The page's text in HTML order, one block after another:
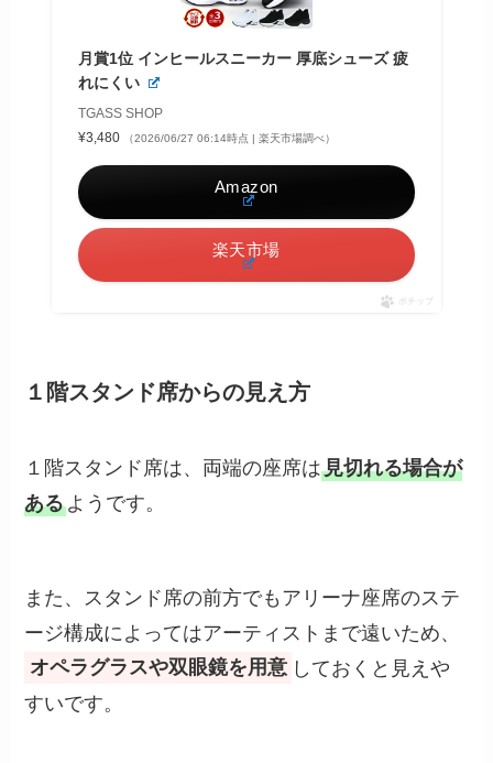
月賞1位 インヒールスニーカー 厚底シューズ 疲
れにくい
TGASS SHOP
¥3,480
（2026/06/27 06:14時点 | 楽天市場調べ）
Amazon
楽天市場
ポチップ
１階スタンド席からの見え方
１階スタンド席は、両端の座席は見切れる場合が
あるようです。
また、スタンド席の前方でもアリーナ座席のステ
ージ構成によってはアーティストまで遠いため、
オペラグラスや双眼鏡を用意 しておくと見えや
すいです。